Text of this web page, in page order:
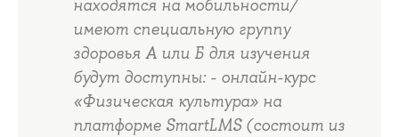
находятся на мобильности/
имеют специальную группу
здоровья А или Б для изучения
будут доступны: - онлайн-курс
«Физическая культура» на
платформе SmartLMS (состоит из